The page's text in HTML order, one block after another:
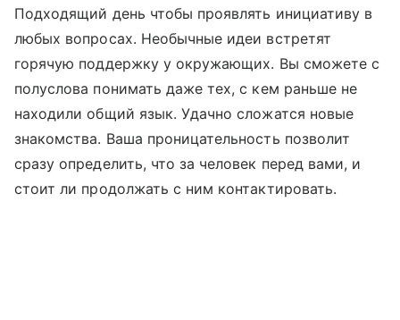
Подходящий день чтобы проявлять инициативу в
любых вопросах. Необычные идеи встретят
горячую поддержку у окружающих. Вы сможете с
полуслова понимать даже тех, с кем раньше не
находили общий язык. Удачно сложатся новые
знакомства. Ваша проницательность позволит
сразу определить, что за человек перед вами, и
стоит ли продолжать с ним контактировать.